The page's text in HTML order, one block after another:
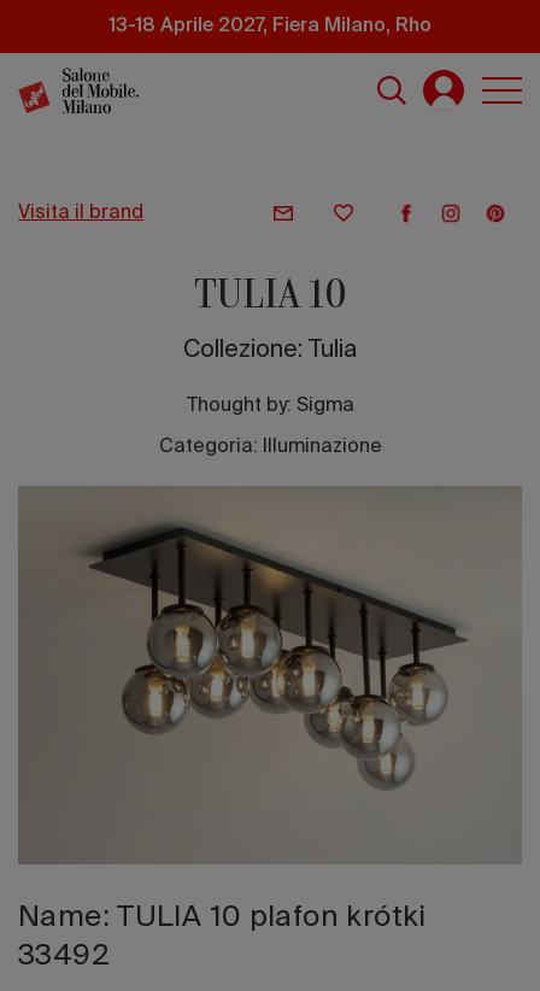
principale
13-18 Aprile 2027, Fiera Milano, Rho
visita il brand
TULIA 10
Collezione: Tulia
Thought by: Sigma
Categoria: Illuminazione
Name: TULIA 10 plafon krótki
33492